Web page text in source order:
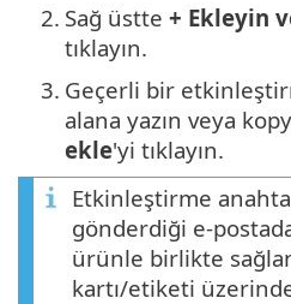
2. Sağ üstte + Ekleyin
tıklayın.
3. Geçerli bir
alana yazın veya
ekle'yi tıklayın.
Etkinleştirme
gönderdiği e-
ürünle birlikte
kartı/etiketi